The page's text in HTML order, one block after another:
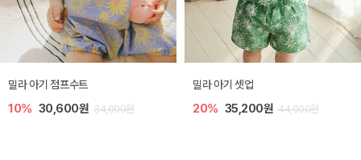
토닉 아기 민소매 티셔츠
20% 11,200원 14,000원
베티 니트 아기 민소매 티셔츠
10% 24,300원 27,000원